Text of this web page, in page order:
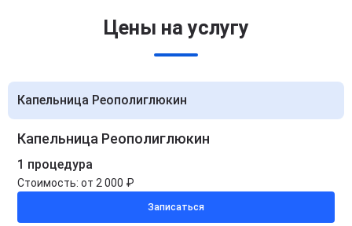
Цены на услугу
Капельница Реополиглюкин
Капельница Реополиглюкин
1 процедура
Стоимость: от 2 000 ₽
Записаться